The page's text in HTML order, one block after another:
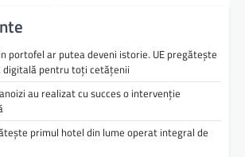
portofel ar putea deveni istorie. UE pregătește
pentru toți cetățenii
au realizat cu succes o intervenție
primul hotel din lume operat integral de